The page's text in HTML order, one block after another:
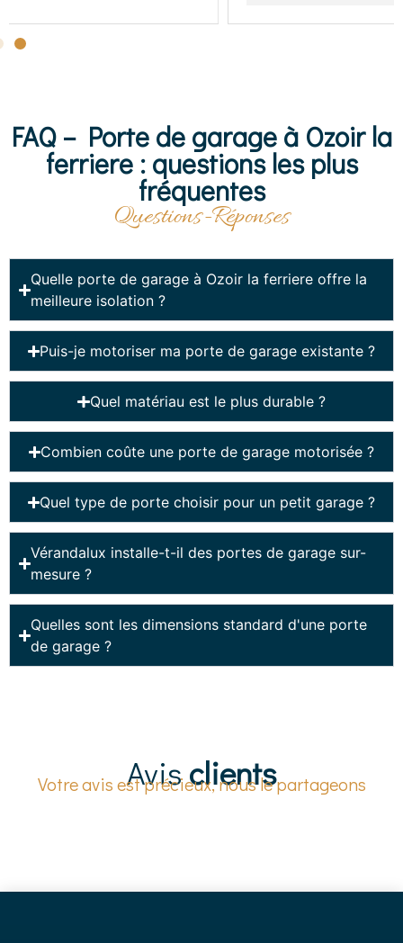
FAQ – Porte de garage à Ozoir la
ferriere : questions les plus
fréquentes
Questions-Réponses
Quelle porte de garage à Ozoir la ferriere offre la
meilleure isolation ?
Puis-je motoriser ma porte de garage existante ?
Quel matériau est le plus durable ?
Combien coûte une porte de garage motorisée ?
Quel type de porte choisir pour un petit garage ?
Vérandalux installe-t-il des portes de garage sur-
mesure ?
Quelles sont les dimensions standard d'une porte
de garage ?
Avisclients
Votre avis est précieux, nous le partageons